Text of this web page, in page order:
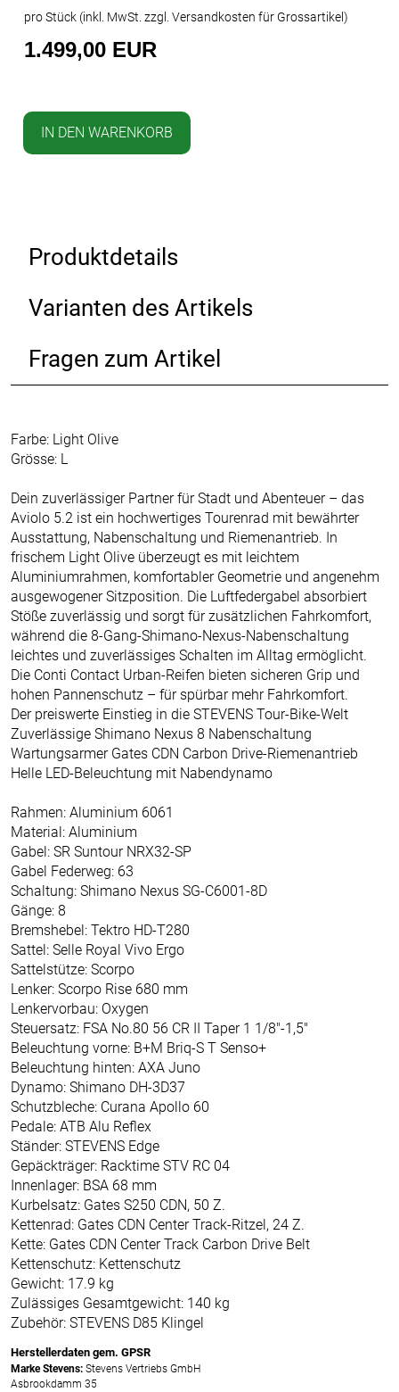
pro Stück (inkl. MwSt. zzgl. Versandkosten für Grossartikel)
1.499,00 EUR
IN DEN WARENKORB
Produktdetails
Varianten des Artikels
Fragen zum Artikel
Farbe: Light Olive
Grösse: L
Dein zuverlässiger Partner für Stadt und Abenteuer – das
Aviolo 5.2 ist ein hochwertiges Tourenrad mit bewährter
Ausstattung, Nabenschaltung und Riemenantrieb. In
frischem Light Olive überzeugt es mit leichtem
Aluminiumrahmen, komfortabler Geometrie und angenehm
ausgewogener Sitzposition. Die Luftfedergabel absorbiert
Stöße zuverlässig und sorgt für zusätzlichen Fahrkomfort,
während die 8-Gang-Shimano-Nexus-Nabenschaltung
leichtes und zuverlässiges Schalten im Alltag ermöglicht.
Die Conti Contact Urban-Reifen bieten sicheren Grip und
hohen Pannenschutz – für spürbar mehr Fahrkomfort.
Der preiswerte Einstieg in die STEVENS Tour-Bike-Welt
Zuverlässige Shimano Nexus 8 Nabenschaltung
Wartungsarmer Gates CDN Carbon Drive-Riemenantrieb
Helle LED-Beleuchtung mit Nabendynamo
Rahmen: Aluminium 6061
Material: Aluminium
Gabel: SR Suntour NRX32-SP
Gabel Federweg: 63
Schaltung: Shimano Nexus SG-C6001-8D
Gänge: 8
Bremshebel: Tektro HD-T280
Sattel: Selle Royal Vivo Ergo
Sattelstütze: Scorpo
Lenker: Scorpo Rise 680 mm
Lenkervorbau: Oxygen
Steuersatz: FSA No.80 56 CR II Taper 1 1/8"-1,5"
Beleuchtung vorne: B+M Briq-S T Senso+
Beleuchtung hinten: AXA Juno
Dynamo: Shimano DH-3D37
Schutzbleche: Curana Apollo 60
Pedale: ATB Alu Reflex
Ständer: STEVENS Edge
Gepäckträger: Racktime STV RC 04
Innenlager: BSA 68 mm
Kurbelsatz: Gates S250 CDN, 50 Z.
Kettenrad: Gates CDN Center Track-Ritzel, 24 Z.
Kette: Gates CDN Center Track Carbon Drive Belt
Kettenschutz: Kettenschutz
Gewicht: 17.9 kg
Zulässiges Gesamtgewicht: 140 kg
Zubehör: STEVENS D85 Klingel
Herstellerdaten gem. GPSR
Marke Stevens: Stevens Vertriebs GmbH
Asbrookdamm 35